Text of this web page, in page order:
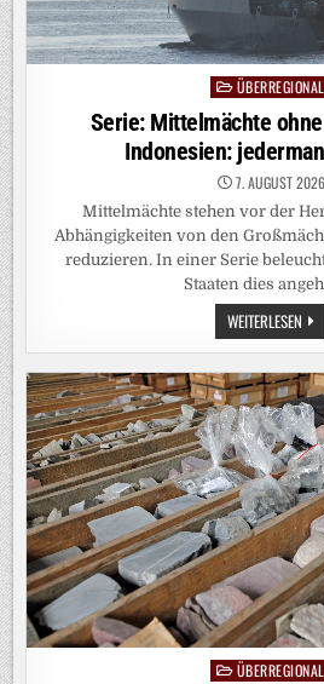
Posted
in
ÜBERREGIONAL
Serie: Mittelmächte
Indonesien:
7. AUGUST 2026
Mittelmächte stehen vor der
Abhängigkeiten von den
reduzieren. In einer Serie
Staaten dies
WEITERLESEN SERIE:
PostedÜBERREGIONAL